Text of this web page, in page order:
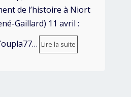
de l’histoire à Niort
Gaillard) 11 avril :
Lire la suite